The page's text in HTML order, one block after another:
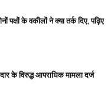
पक्षों के वकीलों ने क्या तर्क दिए, पढ़िए
के विरुद्ध आपराधिक मामला दर्ज